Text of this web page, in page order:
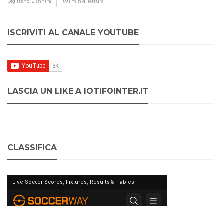
Digitrend, 2 anni fa 1 min di lettura
ISCRIVITI AL CANALE YOUTUBE
LASCIA UN LIKE A IOTIFOINTER.IT
CLASSIFICA